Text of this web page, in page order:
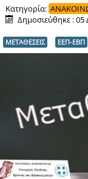
ΔΡΑΣΕΙΣ
ΕΠΙΚΟΙΝΩΝΙΑ
ΕΞ
Κατηγορία:
Δημοσιεύθηκε : 05
ΜΕΤΑΘΕΣΕΙΣ ΕΕΠ-ΕΒΠ